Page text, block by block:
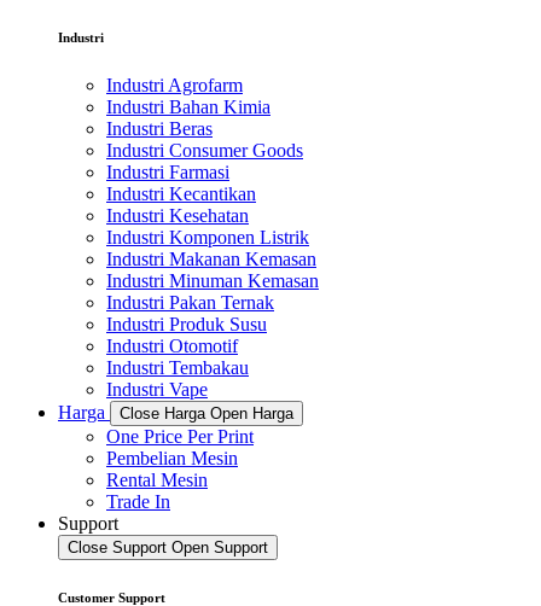
Industri
Industri Agrofarm
Industri Bahan Kimia
Industri Beras
Industri Consumer Goods
Industri Farmasi
Industri Kecantikan
Industri Kesehatan
Industri Komponen Listrik
Industri Makanan Kemasan
Industri Minuman Kemasan
Industri Pakan Ternak
Industri Produk Susu
Industri Otomotif
Industri Tembakau
Industri Vape
Harga
Close Harga Open Harga
One Price Per Print
Pembelian Mesin
Rental Mesin
Trade In
Support
Close Support Open Support
Customer Support